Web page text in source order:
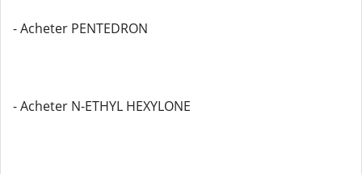
- Acheter PENTEDRON
- Acheter N-ETHYL HEXYLONE